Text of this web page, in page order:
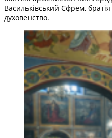
Васильківський Єфрем,
духовенство.